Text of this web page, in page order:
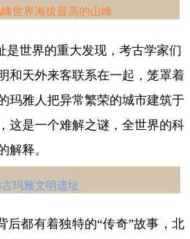
世界海拔最高的山峰
是世界的重大发现，考古学家们
和天外来客联系在一起，笼罩着
玛雅人把异常繁荣的城市建筑于
这是一个难解之谜，全世界的科
解释。
玛雅文明遗址
后都有着独特的“传奇”故事，北